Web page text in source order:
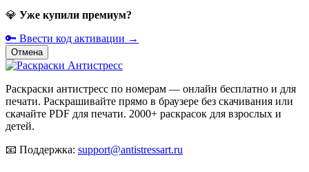
💎 Уже купили премиум?
🔑 Ввести код активации →
Отмена
Раскраски антистресс по номерам — онлайн бесплатно и для
печати. Раскрашивайте прямо в браузере без скачивания или
скачайте PDF для печати. 2000+ раскрасок для взрослых и
детей.
📧 Поддержка: support@antistressart.ru